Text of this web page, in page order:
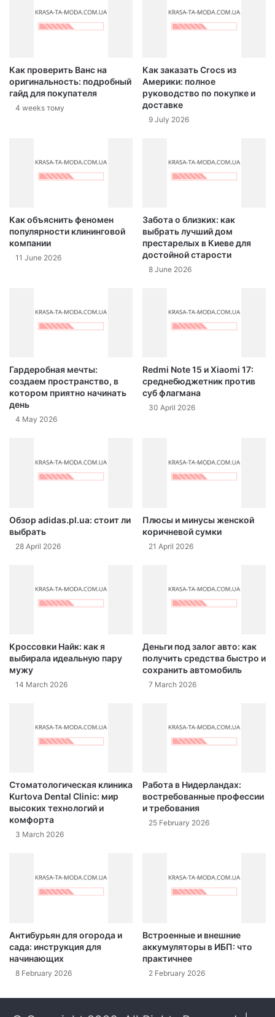
Как проверить Ванс на
оригинальность: подробный
гайд для покупателя
4 weeks тому
Как заказать Crocs из
Америки: полное
руководство по покупке и
доставке
9 July 2026
Как объяснить феномен
популярности клининговой
компании
11 June 2026
Забота о близких: как
выбрать лучший дом
престарелых в Киеве для
достойной старости
8 June 2026
Гардеробная мечты:
создаем пространство, в
котором приятно начинать
день
4 May 2026
Redmi Note 15 и Xiaomi 17:
среднебюджетник против
суб флагмана
30 April 2026
Обзор adidas.pl.ua: стоит ли
выбрать
28 April 2026
Плюсы и минусы женской
коричневой сумки
21 April 2026
Кроссовки Найк: как я
выбирала идеальную пару
мужу
14 March 2026
Деньги под залог авто: как
получить средства быстро и
сохранить автомобиль
7 March 2026
Стоматологическая клиника
Kurtova Dental Clinic: мир
высоких технологий и
комфорта
3 March 2026
Работа в Нидерландах:
востребованные профессии
и требования
25 February 2026
Антибурьян для огорода и
сада: инструкция для
начинающих
8 February 2026
Встроенные и внешние
аккумуляторы в ИБП: что
практичнее
2 February 2026